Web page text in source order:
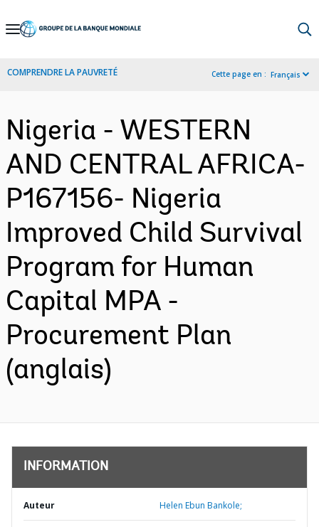
Skip
Navigation
COMPRENDRE LA PAUVRETÉ Cette page en : Français
Nigeria - WESTERN
AND CENTRAL AFRICA-
P167156- Nigeria
Improved Child Survival
Program for Human
Capital MPA -
Procurement Plan
(anglais)
INFORMATION
Auteur Helen Ebun Bankole;